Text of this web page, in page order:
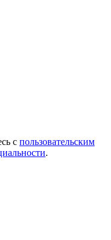
с пользовательским
.